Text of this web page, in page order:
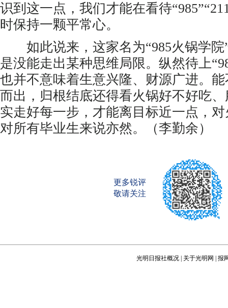
识到这一点，我们才能在看待
时保持一颗平常心。
如此说来，这家名为“985火锅学院
是没能走出某种思维局限。纵然待上
也并不意味着生意兴隆、财源广进。
而出，归根结底还得看火锅好不好吃
实走好每一步，才能离目标近一点，
对所有毕业生来说亦然。（李勤余）
更多锐评
敬请关注
光明日报社概况 关于光明网 报